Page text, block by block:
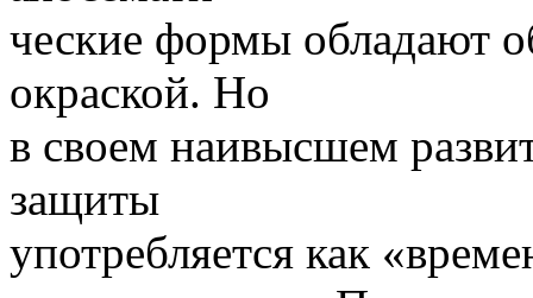
ческие формы обладают
окраской. Но
в своем наивысшем
защиты
употребляется как